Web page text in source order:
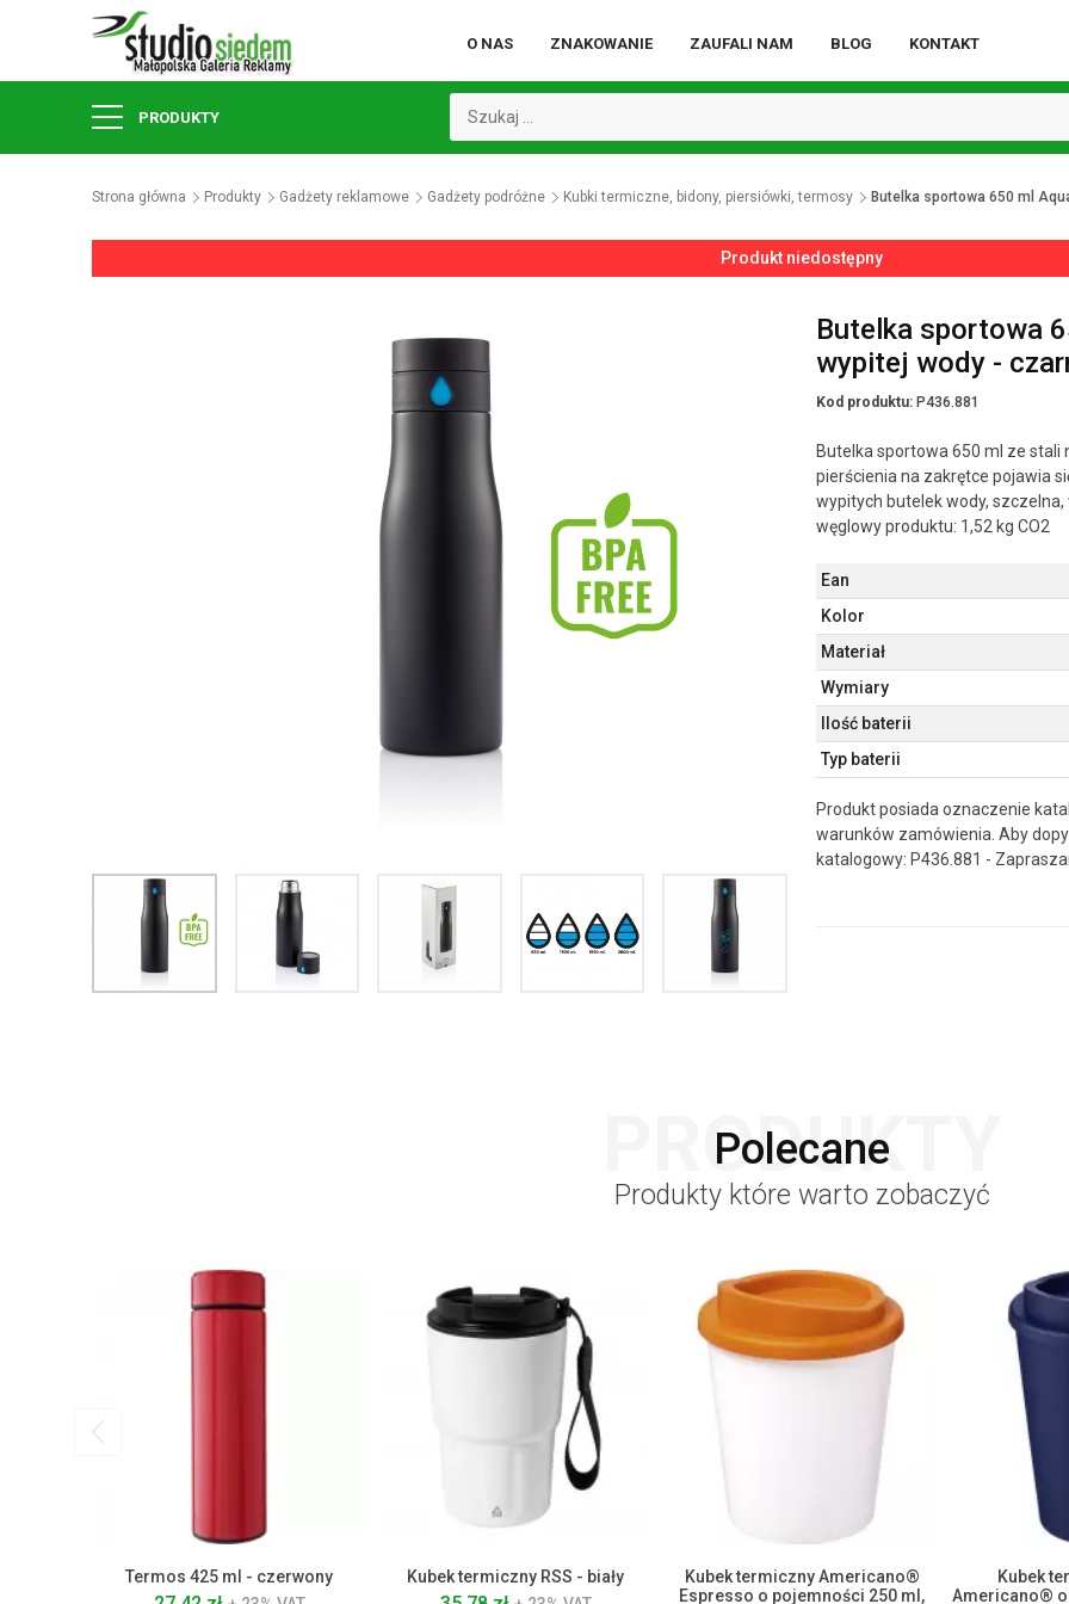
O NAS ZNAKOWANIE ZAUFALI NAM BLOG KONTAKT
PRODUKTY
Strona główna Produkty Gadżety reklamowe Gadżety podróżne Kubki termiczne, bidony, piersiówki, termosy Butelka sportowa 650 ml
Produkt niedostępny
Butelka sportowa
wypitej wody -
Kod produktu: P436.881
Butelka sportowa 650 ml ze stali
pierścienia na zakrętce pojawia
wypitych butelek wody,
węglowy produktu: 1,52 kg CO2
Ean
Kolor
Materiał
Wymiary
Ilość baterii
Typ baterii
Produkt posiada oznaczenie
warunków zamówienia. Aby
katalogowy: P436.881 -
Polecane
PRODUKTY
Produkty które warto zobaczyć
Termos 425 ml - czerwony Kubek termiczny RSS - biały
Kubek termiczny Americano®
Espresso o pojemności 250 ml,
Kubek
Americano® o